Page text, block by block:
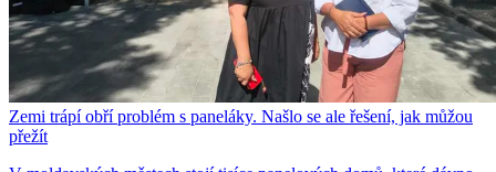
Zemi trápí obří problém s paneláky. Našlo se ale řešení, jak můžou
přežít